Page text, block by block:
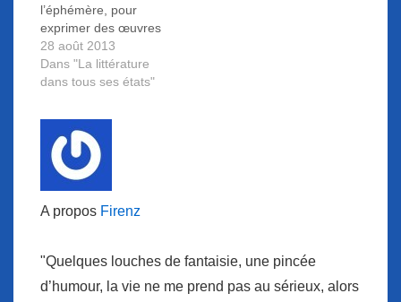
l’éphémère, pour
exprimer des œuvres
aux résonances
mélancoliques. Œuvres
inspirées par les
folklore mais aussi par
les personnages et
paysages de romans,
28 août 2013
Dans "La littérature
dans tous ses états"
A propos Firenz
"Quelques louches de fantaisie, une pincée
d’humour, la vie ne me prend pas au sérieux, alors